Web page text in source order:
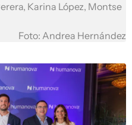
Karina López, Montse
Foto: Andrea Hernández